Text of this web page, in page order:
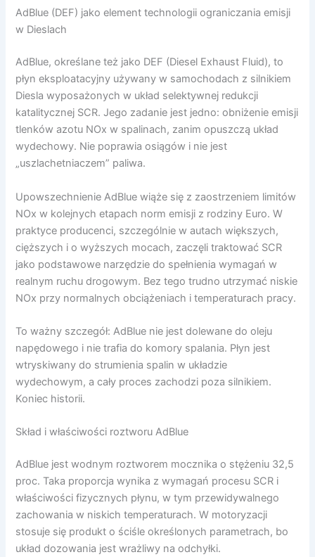
AdBlue (DEF) jako element technologii ograniczania emisji
w Dieslach
AdBlue, określane też jako DEF (Diesel Exhaust Fluid), to
płyn eksploatacyjny używany w samochodach z silnikiem
Diesla wyposażonych w układ selektywnej redukcji
katalitycznej SCR. Jego zadanie jest jedno: obniżenie emisji
tlenków azotu NOx w spalinach, zanim opuszczą układ
wydechowy. Nie poprawia osiągów i nie jest
„uszlachetniaczem” paliwa.
Upowszechnienie AdBlue wiąże się z zaostrzeniem limitów
NOx w kolejnych etapach norm emisji z rodziny Euro. W
praktyce producenci, szczególnie w autach większych,
cięższych i o wyższych mocach, zaczęli traktować SCR
jako podstawowe narzędzie do spełnienia wymagań w
realnym ruchu drogowym. Bez tego trudno utrzymać niskie
NOx przy normalnych obciążeniach i temperaturach pracy.
To ważny szczegół: AdBlue nie jest dolewane do oleju
napędowego i nie trafia do komory spalania. Płyn jest
wtryskiwany do strumienia spalin w układzie
wydechowym, a cały proces zachodzi poza silnikiem.
Koniec historii.
Skład i właściwości roztworu AdBlue
AdBlue jest wodnym roztworem mocznika o stężeniu 32,5
proc. Taka proporcja wynika z wymagań procesu SCR i
właściwości fizycznych płynu, w tym przewidywalnego
zachowania w niskich temperaturach. W motoryzacji
stosuje się produkt o ściśle określonych parametrach, bo
układ dozowania jest wrażliwy na odchyłki.